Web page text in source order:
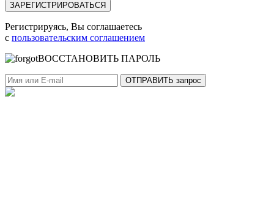
Регистрируясь, Вы соглашаетесь
с пользовательским соглашением
ВОССТАНОВИТЬ ПАРОЛЬ